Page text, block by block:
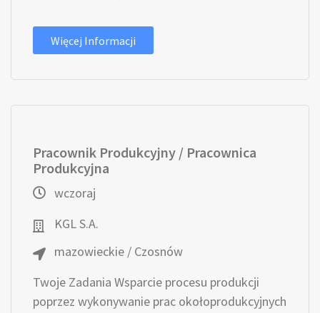
Więcej Informacji
Pracownik Produkcyjny / Pracownica
Produkcyjna
wczoraj
KGL S.A.
mazowieckie / Czosnów
Twoje Zadania Wsparcie procesu produkcji
poprzez wykonywanie prac okołoprodukcyjnych